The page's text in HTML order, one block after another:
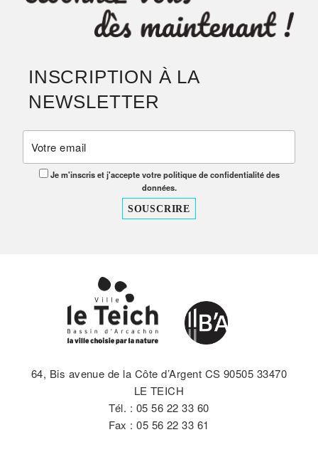
INSCRIPTION À LA
NEWSLETTER
Je m'inscris et j'accepte votre politique de confidentialité des
données.
64, Bis avenue de la Côte d’Argent CS 90505 33470
LE TEICH
Tél. : 05 56 22 33 60
Fax : 05 56 22 33 61